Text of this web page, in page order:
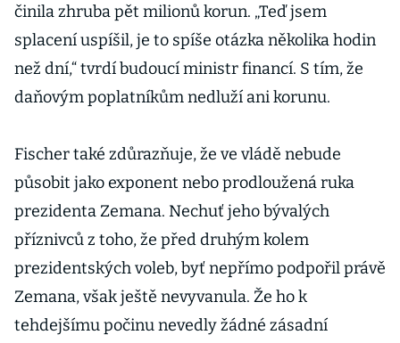
činila zhruba pět milionů korun. „Teď jsem
splacení uspíšil, je to spíše otázka několika hodin
než dní,“ tvrdí budoucí ministr financí. S tím, že
daňovým poplatníkům nedluží ani korunu.
Fischer také zdůrazňuje, že ve vládě nebude
působit jako exponent nebo prodloužená ruka
prezidenta Zemana. Nechuť jeho bývalých
příznivců z toho, že před druhým kolem
prezidentských voleb, byť nepřímo podpořil právě
Zemana, však ještě nevyvanula. Že ho k
tehdejšímu počinu nevedly žádné zásadní